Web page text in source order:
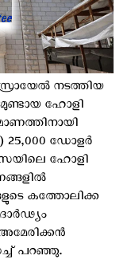
നടത്തിയ
ഹോളി
25,000 ഡോളർ
ഹോളി
കത്തോലിക്ക
പറഞ്ഞു.